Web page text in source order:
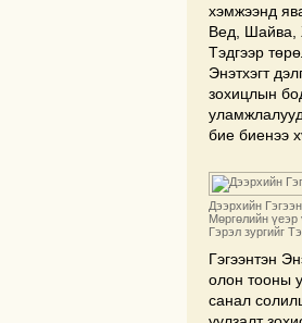
хэмжээнд
Вед, Шайва,
Тэдгээр
Энэтхэгт
зохицлын
бие биенээ
Дээрхийн
Мөргөлийн үеэр
Гэрэл зургийг
Гэгээнтэн
олон тооны
санал